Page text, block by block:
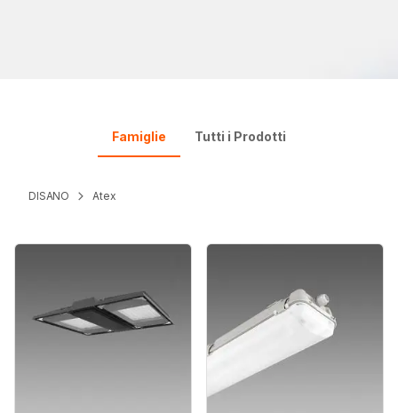
Famiglie Tutti i Prodotti
DISANO Atex